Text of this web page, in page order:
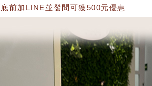
LINE並發問可獲500元優惠